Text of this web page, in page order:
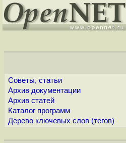
Советы, статьи
Архив документации
Архив статей
Каталог программ
Дерево ключевых слов (тегов)